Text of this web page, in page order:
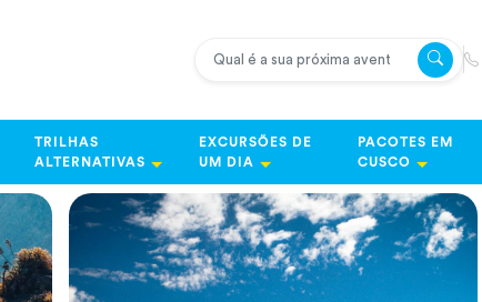
TRILHAS
ALTERNATIVAS
EXCURSÕES DE
UM DIA
PACOTES EM
CUSCO